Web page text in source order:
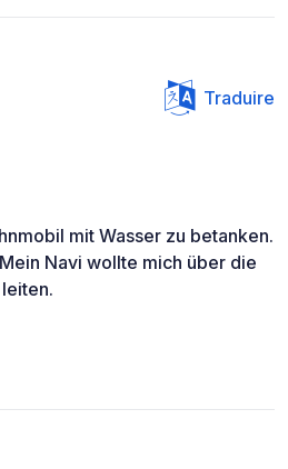
Traduire
mit Wasser zu betanken.
Navi wollte mich über die